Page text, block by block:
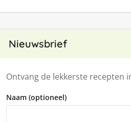
Nieuwsbrief
Ontvang de lekkerste recepten
Naam (optioneel)